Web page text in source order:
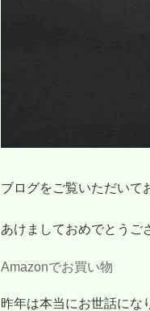
ブログをご覧いただいて
あけましておめでとうご
Amazonでお買い物
昨年は本当にお世話にな